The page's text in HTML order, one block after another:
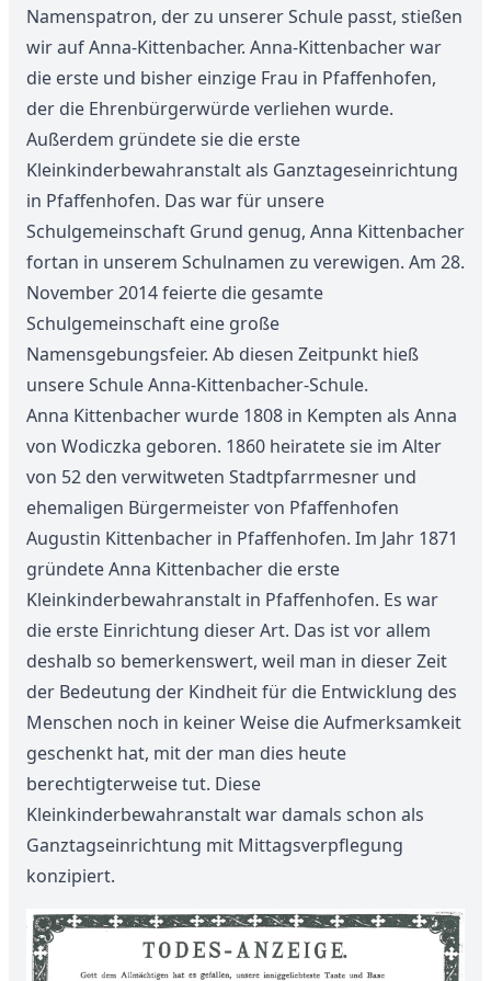
Namenspatron, der zu unserer Schule passt, stießen
wir auf Anna-Kittenbacher. Anna-Kittenbacher war
die erste und bisher einzige Frau in Pfaffenhofen,
der die Ehrenbürgerwürde verliehen wurde.
Außerdem gründete sie die erste
Kleinkinderbewahranstalt als Ganztageseinrichtung
in Pfaffenhofen. Das war für unsere
Schulgemeinschaft Grund genug, Anna Kittenbacher
fortan in unserem Schulnamen zu verewigen. Am 28.
November 2014 feierte die gesamte
Schulgemeinschaft eine große
Namensgebungsfeier. Ab diesen Zeitpunkt hieß
unsere Schule Anna-Kittenbacher-Schule.
Anna Kittenbacher wurde 1808 in Kempten als Anna
von Wodiczka geboren. 1860 heiratete sie im Alter
von 52 den verwitweten Stadtpfarrmesner und
ehemaligen Bürgermeister von Pfaffenhofen
Augustin Kittenbacher in Pfaffenhofen. Im Jahr 1871
gründete Anna Kittenbacher die erste
Kleinkinderbewahranstalt in Pfaffenhofen. Es war
die erste Einrichtung dieser Art. Das ist vor allem
deshalb so bemerkenswert, weil man in dieser Zeit
der Bedeutung der Kindheit für die Entwicklung des
Menschen noch in keiner Weise die Aufmerksamkeit
geschenkt hat, mit der man dies heute
berechtigterweise tut. Diese
Kleinkinderbewahranstalt war damals schon als
Ganztagseinrichtung mit Mittagsverpflegung
konzipiert.